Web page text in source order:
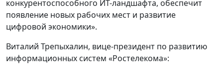
конкурентоспособного ИТ-ландшафта, обеспечит
появление новых рабочих мест и развитие
цифровой экономики».
Виталий Трепыхалин, вице-президент по развитию
информационных систем «Ростелекома»: